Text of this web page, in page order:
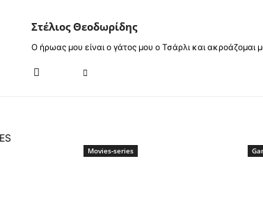
Στέλιος Θεοδωρίδης
Ο ήρωας μου είναι ο γάτος μου ο Τσάρλι και ακροάζομαι
Movies-series